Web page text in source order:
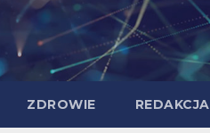
ZDROWIE REDAKCJA